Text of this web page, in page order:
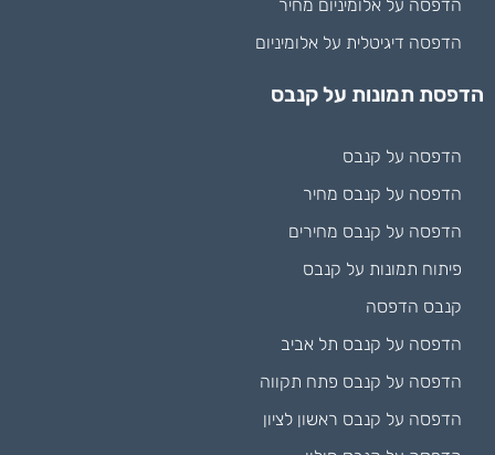
הדפסה על אלומיניום מחיר
הדפסה דיגיטלית על אלומיניום
הדפסת תמונות על קנבס
הדפסה על קנבס
הדפסה על קנבס מחיר
הדפסה על קנבס מחירים
פיתוח תמונות על קנבס
קנבס הדפסה
הדפסה על קנבס תל אביב
הדפסה על קנבס פתח תקווה
הדפסה על קנבס ראשון לציון